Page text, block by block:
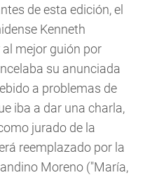
de esta edición, el
Kenneth
mejor guión por
su anunciada
a problemas de
iba a dar una charla,
jurado de la
reemplazado por la
Moreno ("María,